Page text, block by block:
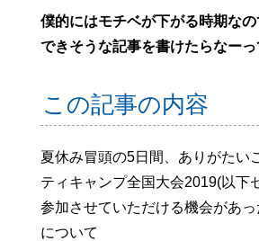
僕的にはモチベが下がる時期な
できそうな記事を書けたらなーっ
この記事の内容
夏休み冒頭の5日間、ありがたい
ティキャンプ全国大会2019(以下
参加させていただける機会があ
について